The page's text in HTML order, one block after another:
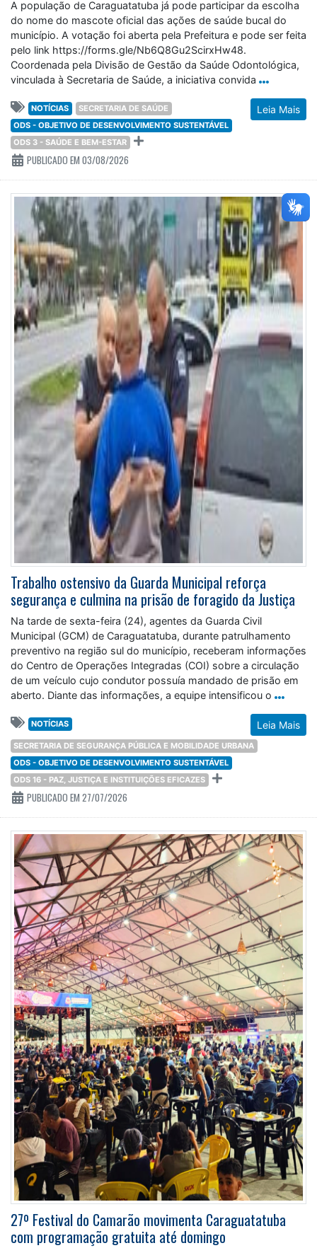
A população de Caraguatatuba já pode participar da escolha
do nome do mascote oficial das ações de saúde bucal do
município. A votação foi aberta pela Prefeitura e pode ser feita
pelo link https://forms.gle/Nb6Q8Gu2ScirxHw48.
Coordenada pela Divisão de Gestão da Saúde Odontológica,
vinculada à Secretaria de Saúde, a iniciativa convida
Leia Mais
NOTÍCIAS
SECRETARIA DE SAÚDE
ODS - OBJETIVO DE DESENVOLVIMENTO SUSTENTÁVEL
ODS 3 - SAÚDE E BEM-ESTAR
PUBLICADO EM 03/08/2026
Trabalho ostensivo da Guarda Municipal reforça
segurança e culmina na prisão de foragido da Justiça
Na tarde de sexta-feira (24), agentes da Guarda Civil
Municipal (GCM) de Caraguatatuba, durante patrulhamento
preventivo na região sul do município, receberam informações
do Centro de Operações Integradas (COI) sobre a circulação
de um veículo cujo condutor possuía mandado de prisão em
aberto. Diante das informações, a equipe intensificou o
Leia Mais
NOTÍCIAS
SECRETARIA DE SEGURANÇA PÚBLICA E MOBILIDADE URBANA
ODS - OBJETIVO DE DESENVOLVIMENTO SUSTENTÁVEL
ODS 16 - PAZ, JUSTIÇA E INSTITUIÇÕES EFICAZES
PUBLICADO EM 27/07/2026
27º Festival do Camarão movimenta Caraguatatuba
com programação gratuita até domingo